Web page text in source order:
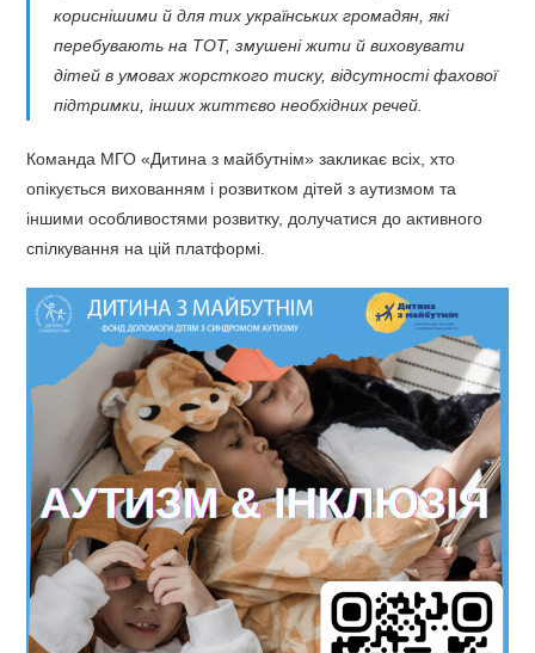
кориснішими й для тих українських громадян, які
перебувають на ТОТ, змушені жити й виховувати
дітей в умовах жорсткого тиску, відсутності фахової
підтримки, інших життєво необхідних речей.
Команда МГО «Дитина з майбутнім» закликає всіх, хто
опікується вихованням і розвитком дітей з аутизмом та
іншими особливостями розвитку, долучатися до активного
спілкування на цій платформі.